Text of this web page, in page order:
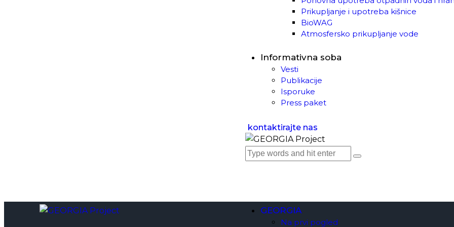
Prikupljanje i upotreba kišnice
BioWAG
Atmosfersko prikupljanje vode
Informativna soba
Vesti
Publikacije
Isporuke
Press paket
kontaktirajte nas
GEORGIA
Na prvi pogled